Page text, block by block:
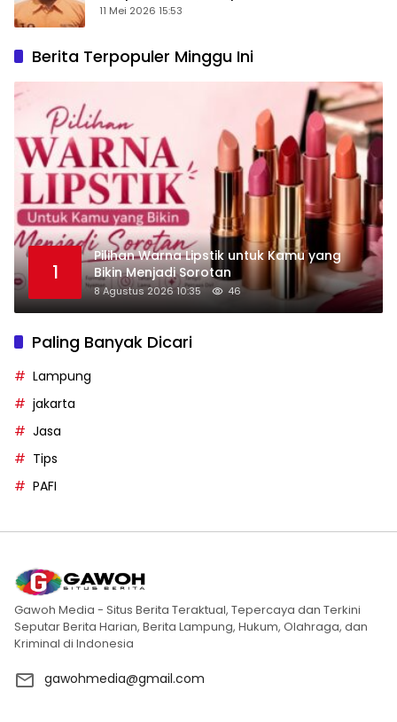
11 Mei 2026 15:53
Berita Terpopuler Minggu Ini
1
Pilihan Warna Lipstik untuk Kamu yang
Bikin Menjadi Sorotan
8 Agustus 2026 10:35 46
Paling Banyak Dicari
Lampung
jakarta
Jasa
Tips
PAFI
Gawoh Media - Situs Berita Teraktual, Tepercaya dan Terkini
Seputar Berita Harian, Berita Lampung, Hukum, Olahraga, dan
Kriminal di Indonesia
gawohmedia@gmail.com